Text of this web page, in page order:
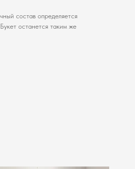
состав определяется
останется таким же